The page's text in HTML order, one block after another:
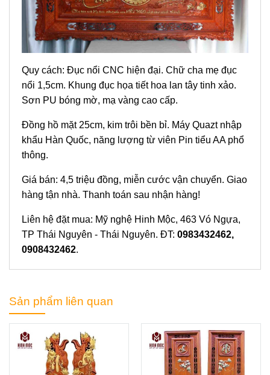
Quy cách: Đục nổi CNC hiện đại. Chữ cha mẹ đục
nổi 1,5cm. Khung đục họa tiết hoa lan tây tinh xảo.
Sơn PU bóng mờ, mạ vàng cao cấp.
Đồng hồ mặt 25cm, kim trôi bền bỉ. Máy Quazt nhập
khẩu Hàn Quốc, năng lượng từ viên Pin tiểu AA phổ
thông.
Giá bán: 4,5 triệu đồng, miễn cước vận chuyển. Giao
hàng tận nhà. Thanh toán sau nhận hàng!
Liên hệ đặt mua: Mỹ nghệ Hinh Mộc, 463 Vó Ngựa,
TP Thái Nguyên - Thái Nguyên. ĐT: 0983432462,
0908432462.
Sản phẩm liên quan